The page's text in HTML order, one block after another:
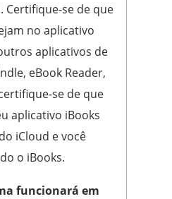
Certifique-se de que
no aplicativo
aplicativos de
eBook Reader,
se de que
aplicativo iBooks
iCloud e você
o iBooks.
funcionará em